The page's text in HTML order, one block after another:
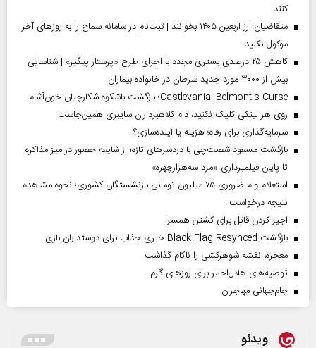
کنند
متقاضیان ارز اربعین ۱۴۰۵ بخوانند | ثبت‌نام در سامانه سماح را به روز‌های آخر
موکول نکنید
کاهش ۲۵ درصدی بستری مجدد با اجرای طرح «پرستار پیگیر» | شناسایی
بیش از ۳۰۰۰ مورد جدید سرطان در خانواده بیماران
Castlevania: Belmont’s Curse؛ بازگشت باشکوه شکارچیان خون‌آشام
روی هر لینکی کلیک نکنید، دام کلاهبرداران سایبری همین‌جاست
سرمایه‌گذاری برای رفاه؛ هزینه یا آینده‌سازی؟
بازگشت مسعود شصت‌چی با دردسر‌های تازه؛ از شایعه حضور در میز مذاکره
تا پایان فیلمبرداری «مرد سه‌هزارچهره»
استعلام وام ضروری ۷۵ میلیون تومانی بازنشستگان کشوری؛ نحوه مشاهده
نتیجه درخواست
اجیر کردن قاتل برای کشتن همسر!
بازگشت Black Flag Resynced خبری جذاب برای دوستداران بازی
معجزه، نقشه شوهرکشی را ناکام گذاشت
توصیه‌های هلال‌احمر برای روز‌های گرم
جام‌جهانی مهاجران
ویدئو